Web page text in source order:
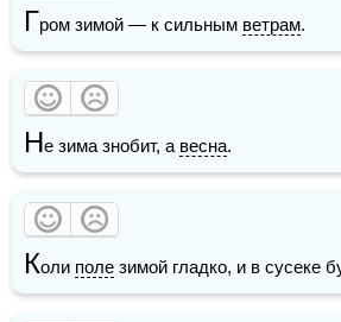
Гром зимой — к сильным ветрам.
Не зима знобит, а весна.
Коли поле зимой гладко, и в сусеке